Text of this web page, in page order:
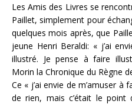
Les Amis des Livres se
Paillet, simplement pour
quelques mois après, que
jeune Henri Beraldi: « j’ai
illustré. Je pense à faire
Morin la Chronique du Règne
Ce « j’ai envie de m’amuser à
de rien, mais c’était le point